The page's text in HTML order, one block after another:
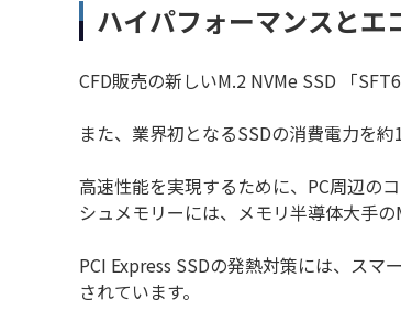
ハイパフォーマンスとエ
CFD販売の新しいM.2 NVMe SSD 「
また、業界初となるSSDの消費電⼒を
⾼速性能を実現するために、PC周辺の
シュメモリーには、メモリ半導体⼤⼿
PCI Express SSDの発熱対策には、ス
されています。